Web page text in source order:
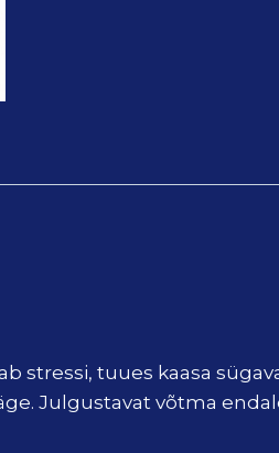
tuues kaasa
Julgustavat võtma